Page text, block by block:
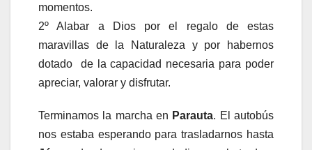
momentos.
2º Alabar a Dios por el regalo de estas
maravillas de la Naturaleza y por habernos
dotado de la capacidad necesaria para poder
apreciar, valorar y disfrutar.
Terminamos la marcha en Parauta. El autobús
nos estaba esperando para trasladarnos hasta